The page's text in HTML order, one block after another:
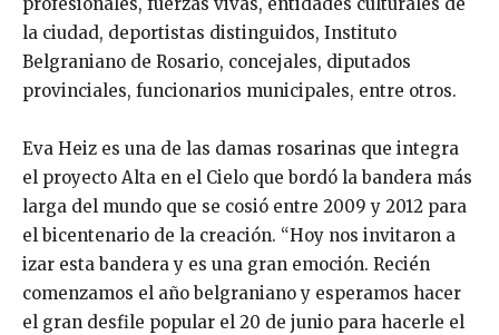
la ciudad, deportistas distinguidos, Instituto
Belgraniano de Rosario, concejales, diputados
provinciales, funcionarios municipales, entre otros.
Eva Heiz es una de las damas rosarinas que integra
el proyecto Alta en el Cielo que bordó la bandera más
larga del mundo que se cosió entre 2009 y 2012 para
el bicentenario de la creación. “Hoy nos invitaron a
izar esta bandera y es una gran emoción. Recién
comenzamos el año belgraniano y esperamos hacer
el gran desfile popular el 20 de junio para hacerle el